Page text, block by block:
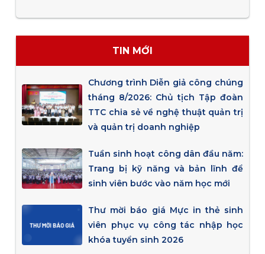
TIN MỚI
Chương trình Diễn giả công chúng
tháng 8/2026: Chủ tịch Tập đoàn
TTC chia sẻ về nghệ thuật quản trị
và quản trị doanh nghiệp
Tuần sinh hoạt công dân đầu năm:
Trang bị kỹ năng và bản lĩnh để
sinh viên bước vào năm học mới
Thư mời báo giá Mực in thẻ sinh
viên phục vụ công tác nhập học
khóa tuyển sinh 2026